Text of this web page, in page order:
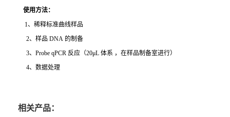
使用方法：
1、稀释标准曲线样品
2、样品 DNA 的制备
3、Probe qPCR 反应（20μL 体系 ，在样品制备室进行）
4、数据处理
相关产品：